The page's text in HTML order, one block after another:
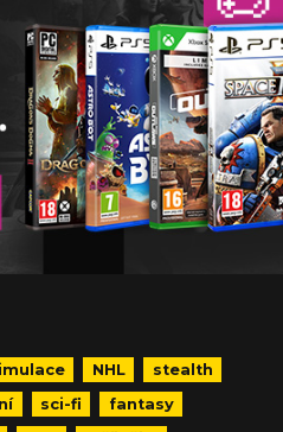
NHL
stealth
sci-fi
fantasy